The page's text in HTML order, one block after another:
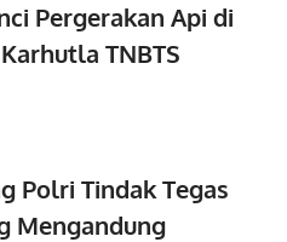
Pergerakan Api di
TNBTS
Polri Tindak Tegas
Mengandung